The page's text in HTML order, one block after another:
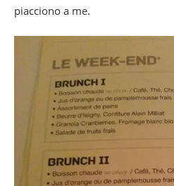
piacciono a me.